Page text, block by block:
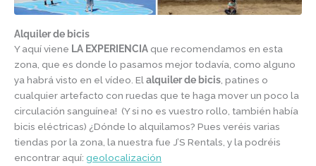
Alquiler de bicis
Y aquí viene LA EXPERIENCIA que recomendamos en esta
zona, que es donde lo pasamos mejor todavía, como alguno
ya habrá visto en el vídeo. El alquiler de bicis , patines o
cualquier artefacto con ruedas que te haga mover un poco la
circulación sanguínea! (Y si no es vuestro rollo, también había
bicis eléctricas) ¿Dónde lo alquilamos? Pues veréis varias
tiendas por la zona, la nuestra fue J’S Rentals, y la podréis
encontrar aquí: geolocalización